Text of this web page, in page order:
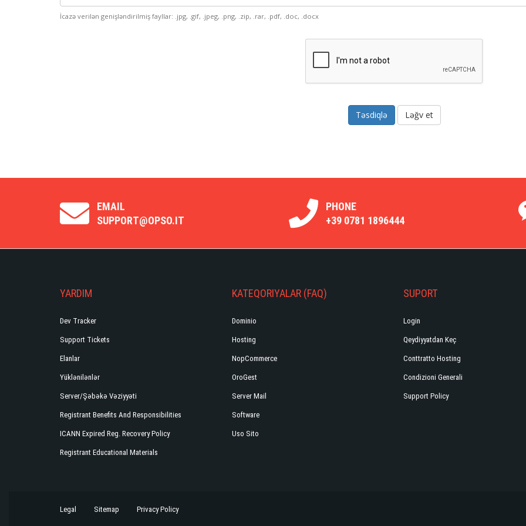
İcazə verilən genişləndirilmiş fayllar: .jpg, .gif, .jpeg, .png, .zip, .rar, .pdf, .doc, .docx
Ləğv et
EMAIL
SUPPORT@OPSO.IT
PHONE
+39 0781 1896444
YARDIM
Dev Tracker
Support Tickets
Elanlar
Yüklənilənlər
Server/Şəbəkə Vəziyyəti
Registrant Benefits And Responsibilities
ICANN Expired Reg. Recovery Policy
Registrant Educational Materials
KATEQORIYALAR (FAQ)
Dominio
Hosting
NopCommerce
OroGest
Server Mail
Software
Uso Sito
SUPORT
Login
Qeydiyyatdan Keç
Conttratto Hosting
Condizioni Generali
Support Policy
Legal Sitemap Privacy Policy